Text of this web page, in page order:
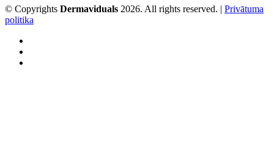
© Copyrights Dermaviduals 2026. All rights reserved. | Privātuma
politika